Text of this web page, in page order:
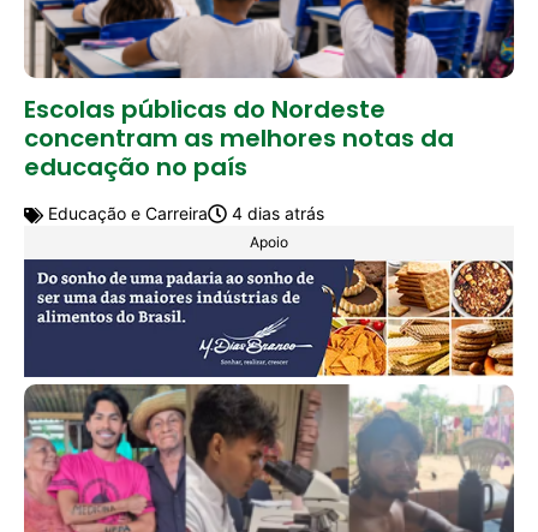
Escolas públicas do Nordeste
concentram as melhores notas da
educação no país
Educação e Carreira 4 dias atrás
Apoio